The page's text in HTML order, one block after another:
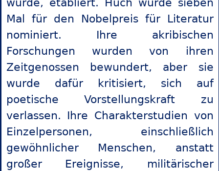
wurde, etabliert. Huch wurde sieben
Mal für den Nobelpreis für Literatur
nominiert. Ihre akribischen
Forschungen wurden von ihren
Zeitgenossen bewundert, aber sie
wurde dafür kritisiert, sich auf
poetische Vorstellungskraft zu
verlassen. Ihre Charakterstudien von
Einzelpersonen, einschließlich
gewöhnlicher Menschen, anstatt
großer Ereignisse, militärischer